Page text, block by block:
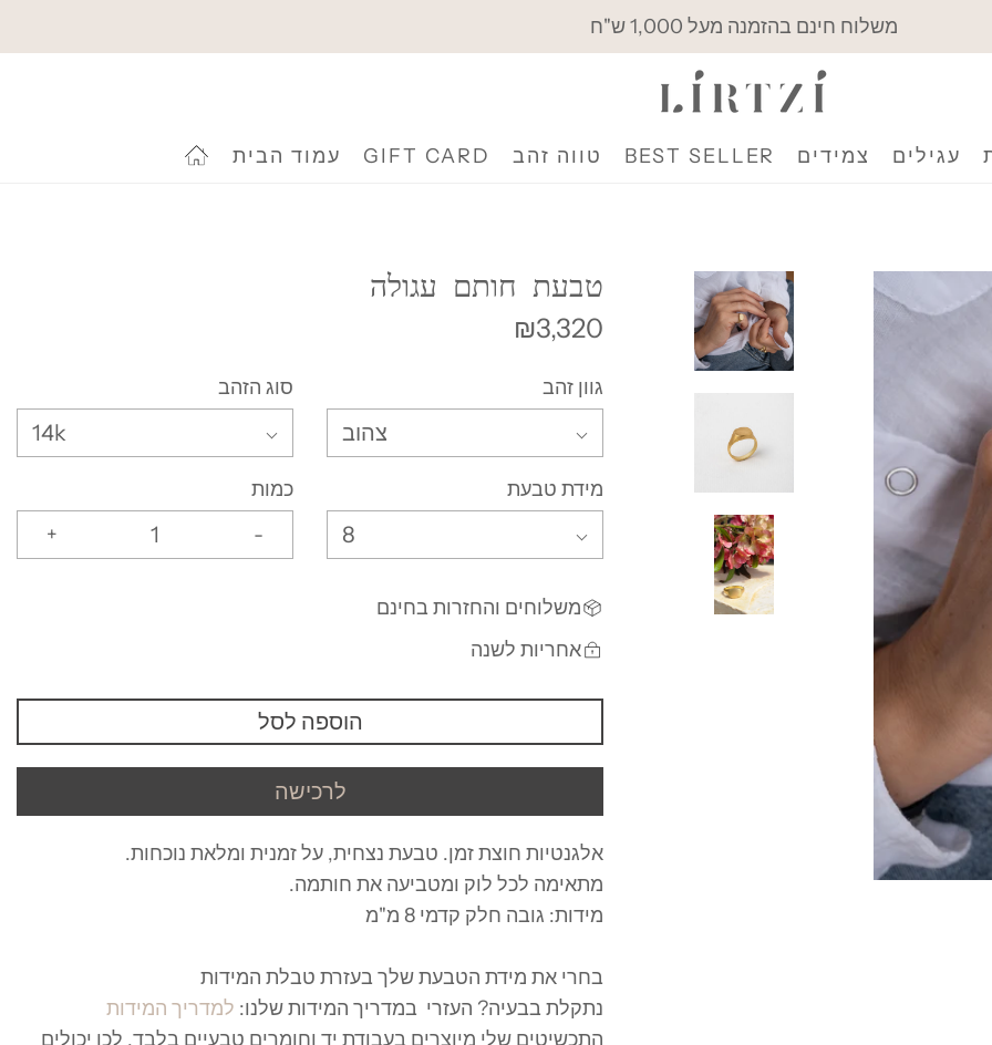
משלוח חינם בהזמנה מעל 1,000 ש"ח
עגילים צמידים BEST SELLER טווה זהב GIFT CARD עמוד הבית
טבעת חותם עגולה
₪3,320
גוון זהב
צהוב
סוג הזהב
14k
מידת טבעת
8
כמות
-
+
משלוחים והחזרות בחינם
אחריות לשנה
הוספה לסל
לרכישה
אלגנטיות חוצת זמן. טבעת נצחית, על זמנית ומלאת נוכחות.
מתאימה לכל לוק ומטביעה את חותמה.
מידות: גובה חלק קדמי 8 מ"מ
בחרי את מידת הטבעת שלך בעזרת טבלת המידות
נתקלת בבעיה? העזרי במדריך המידות שלנו: למדריך המידות
התכשיטים שלי מיוצרים בעבודת יד וחומרים טבעיים בלבד, לכן יכולים